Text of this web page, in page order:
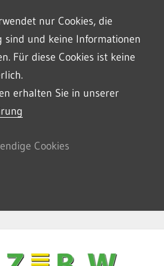
nur Cookies, die
sind und keine Informationen
Für diese Cookies ist keine
erhalten Sie in unserer
Cookies